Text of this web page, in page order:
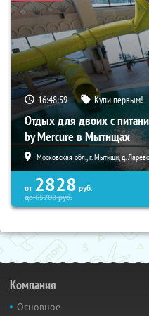
16:48:57 Купи первым!
Отдых для двоих с
by Mercure в Мытищах
Московская обл., г. Мытищи, д.
от 2828 руб.
до65700руб.
Компания
Основное